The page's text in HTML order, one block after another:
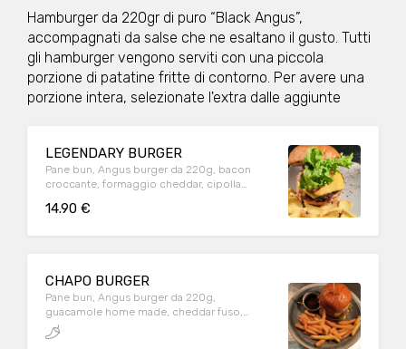
Hamburger da 220gr di puro “Black Angus”,
accompagnati da salse che ne esaltano il gusto. Tutti
gli hamburger vengono serviti con una piccola
porzione di patatine fritte di contorno. Per avere una
porzione intera, selezionate l'extra dalle aggiunte
LEGENDARY BURGER
Pane bun, Angus burger da 220g, bacon
croccante, formaggio cheddar, cipolla
14.90 €
CHAPO BURGER
Pane bun, Angus burger da 220g,
guacamole home made, cheddar fuso,
tabasco al jalapeno, cipolla grigliata,
peperoni grigliati e sbriciolata di nachos.